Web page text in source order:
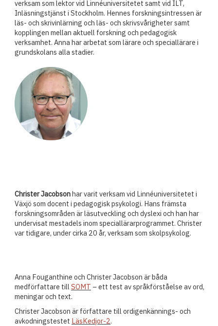
verksam som lektor vid Linnéuniversitetet samt vid ILT,
Inläsningstjänst i Stockholm. Hennes forskningsintressen är
läs- och skrivinlärning och läs- och skrivsvårigheter samt
kopplingen mellan aktuell forskning och pedagogisk
verksamhet. Anna har arbetat som lärare och speciallärare i
grundskolans alla stadier.
Christer Jacobsonhar varit verksam vid Linnéuniversitetet i
Växjö som docent i pedagogisk psykologi. Hans främsta
forskningsområden är läsutveckling och dyslexi och han har
undervisat mestadels inom speciallärarprogrammet. Christer
var tidigare, under cirka 20 år, verksam som skolpsykolog.
Anna Fouganthine och Christer Jacobson är båda
medförfattare tillSOMT – ett test av språkförståelse av ord,
meningar och text.
Christer Jacobson är författare till ordigenkännings- och
avkodningstestet LäsKedjor-2.